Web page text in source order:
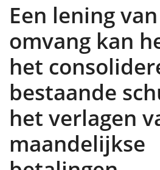
Een lening
omvang kan
het
bestaande
het verlagen
maandelijkse